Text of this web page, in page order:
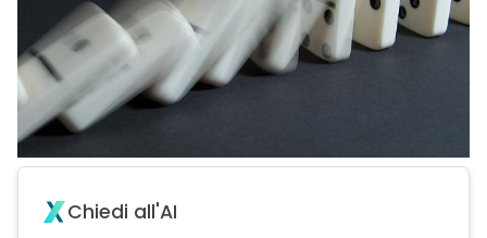
Chiedi all'AI